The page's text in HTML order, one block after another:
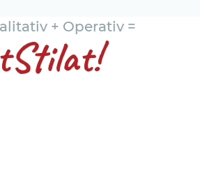
+ Operativ =